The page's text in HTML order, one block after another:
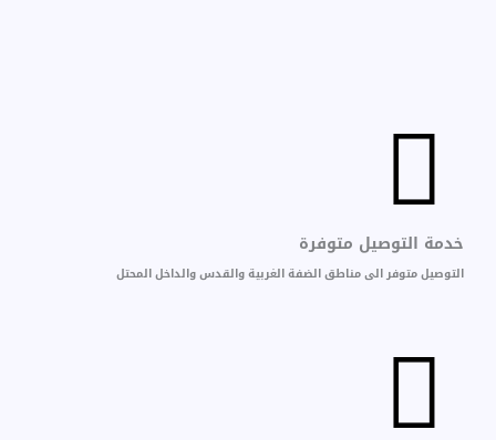
خدمة التوصيل متوفرة
التوصيل متوفر الى مناطق الضفة الغربية والقدس والداخل المحتل